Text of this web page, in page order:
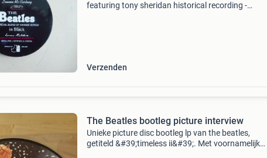
featuring tony sheridan historical recording -
Verzenden
The Beatles bootleg picture interview
Unieke picture disc bootleg lp van the beatles,
getiteld &#39;timeless ii&#39;. Met voornamelijk